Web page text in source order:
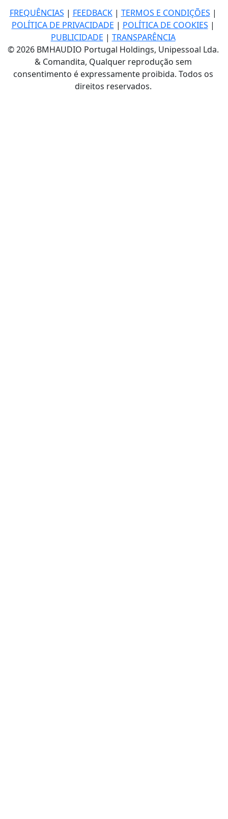
FREQUÊNCIAS | FEEDBACK| TERMOS E CONDIÇÕES |
POLÍTICA DE PRIVACIDADE | POLÍTICA DE COOKIES |
PUBLICIDADE | TRANSPARÊNCIA
© 2026 BMHAUDIO Portugal Holdings, Unipessoal Lda.
& Comandita, Qualquer reprodução sem
consentimento é expressamente proibida. Todos os
direitos reservados.